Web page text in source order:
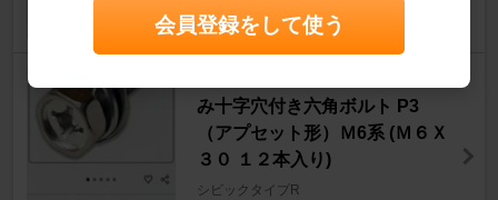
み十字穴付き六角ボルト P3
（アプセット形）Ｍ6系 (Ｍ６Ｘ
３０ １２本入り)
シビックタイプR
会員登録をして使う